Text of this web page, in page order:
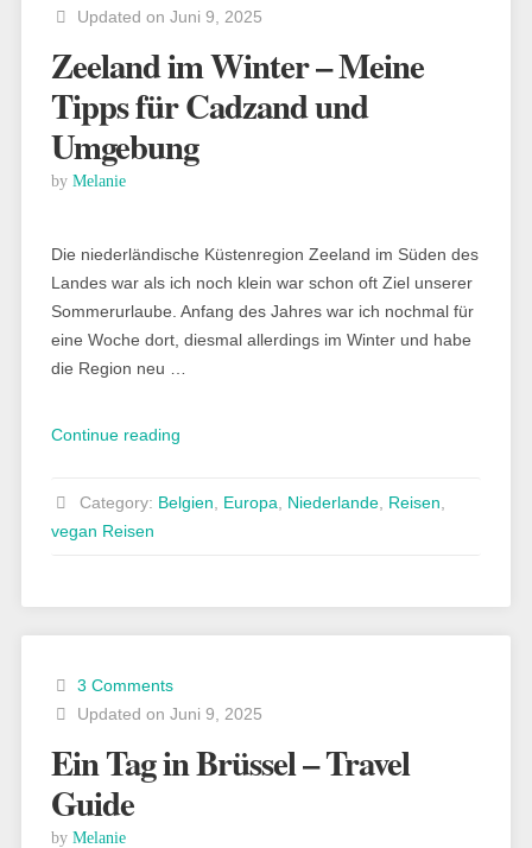
Updated on Juni 9, 2025
Zeeland im Winter – Meine
Tipps für Cadzand und
Umgebung
by Melanie
Die niederländische Küstenregion Zeeland im Süden des
Landes war als ich noch klein war schon oft Ziel unserer
Sommerurlaube. Anfang des Jahres war ich nochmal für
eine Woche dort, diesmal allerdings im Winter und habe
die Region neu …
Continue reading„Zeeland
für
Cadzand
Category: Belgien Europa Niederlande, Reisen
vegan Reisen
3 Comments
Updated on Juni 9, 2025
Ein Tag in Brüssel – Travel
Guide
by Melanie